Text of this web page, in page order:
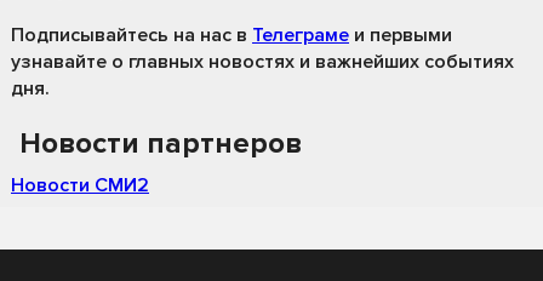
Подписывайтесь на нас в Телеграме и первыми
узнавайте о главных новостях и важнейших событиях
дня.
Новости партнеров
Новости СМИ2